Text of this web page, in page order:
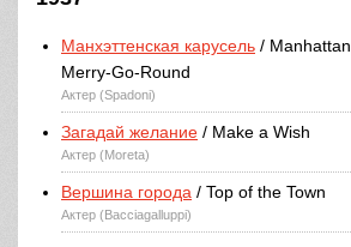
Манхэттенская карусель / Manhattan
Merry-Go-Round
Актер (Spadoni)
Загадай желание / Make a Wish
Актер (Moreta)
Вершина города / Top of the Town
Актер (Bacciagalluppi)